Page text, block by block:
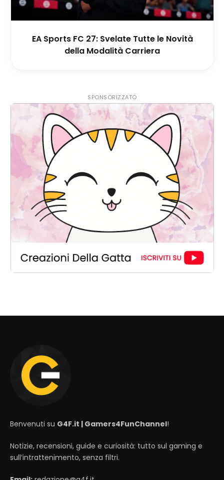
EA Sports FC 27: Svelate Tutte le Novità
della Modalità Carriera
SPONSORIZZATO
Benvenuti su G4F.it | Gamers4FunChannel!
Notizie, recensioni, guide e curiosità: tutto sul gaming e
sull’intrattenimento, senza filtri.